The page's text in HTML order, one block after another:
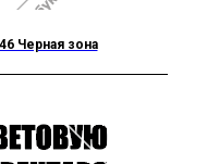
Черная зона